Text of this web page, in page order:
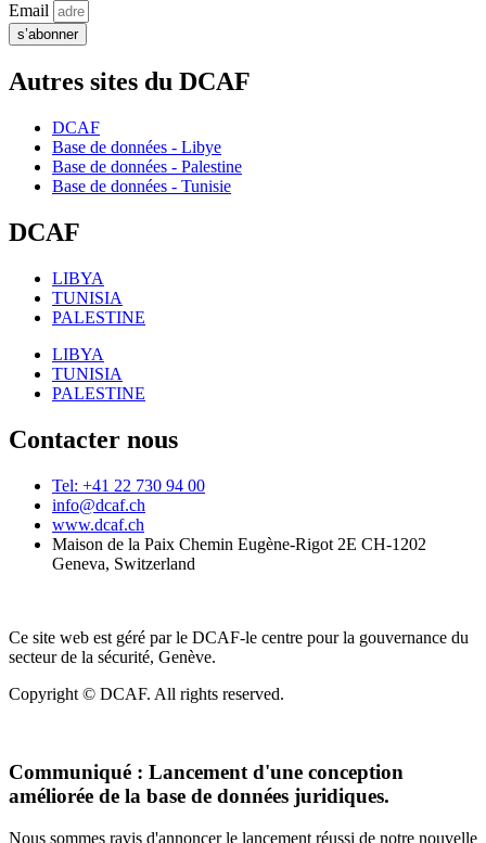
Email
s’abonner
Autres sites du DCAF
DCAF
Base de données - Libye
Base de données - Palestine
Base de données - Tunisie
DCAF
LIBYA
TUNISIA
PALESTINE
LIBYA
TUNISIA
PALESTINE
Contacter nous
Tel: +41 22 730 94 00
info@dcaf.ch
www.dcaf.ch
Maison de la Paix Chemin Eugène-Rigot 2E CH-1202
Geneva, Switzerland
Ce site web est géré par le DCAF-le centre pour la gouvernance du
secteur de la sécurité, Genève.
Copyright © DCAF. All rights reserved.
Communiqué : Lancement d'une conception
améliorée de la base de données juridiques.
Nous sommes ravis d'annoncer le lancement réussi de notre nouvelle